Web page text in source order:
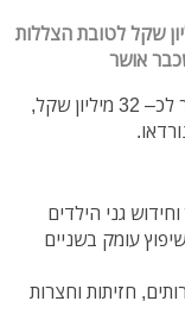
שקל לטובת הצללות
אושר
בכך עלה תקציב שיפוצי הקיץ למוסדות החינוך לכ– 32 מיליון שקל,
גני הילדים
עומק בשניים
חזיתות וחצרות